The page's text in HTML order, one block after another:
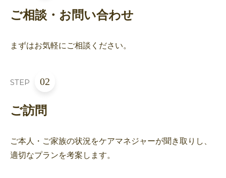
ご相談・お問い合わせ
まずはお気軽にご相談ください。
STEP 02
ご訪問
ご本人・ご家族の状況をケアマネジャーが聞き取りし、
適切なプランを考案します。